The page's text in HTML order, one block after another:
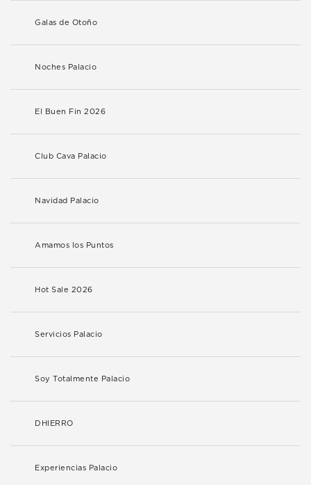
Galas de Otoño
Noches Palacio
El Buen Fin 2026
Club Cava Palacio
Navidad Palacio
Amamos los Puntos
Hot Sale 2026
Servicios Palacio
Soy Totalmente Palacio
DHIERRO
Experiencias Palacio